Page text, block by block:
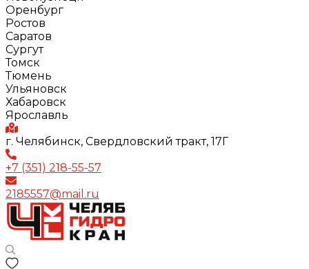
Оренбург
Ростов
Саратов
Сургут
Томск
Тюмень
Ульяновск
Хабаровск
Ярославль
г. Челябинск, Свердловский тракт, 17Г
+7 (351) 218-55-57
2185557@mail.ru